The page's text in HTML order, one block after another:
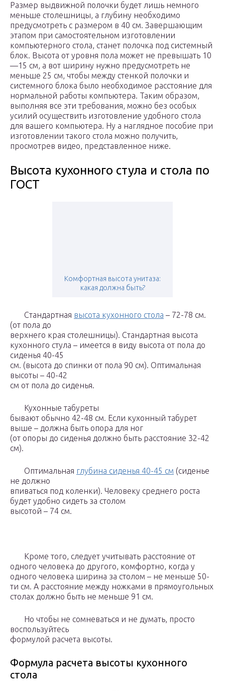
Размер выдвижной полочки будет лишь немного
меньше столешницы, а глубину необходимо
предусмотреть с размером в 40 см. Завершающим
этапом при самостоятельном изготовлении
компьютерного стола, станет полочка под системный
блок. Высота от уровня пола может не превышать 10
—15 см, а вот ширину нужно предусмотреть не
меньше 25 см, чтобы между стенкой полочки и
системного блока было необходимое расстояние для
нормальной работы компьютера. Таким образом,
выполняя все эти требования, можно без особых
усилий осуществить изготовление удобного стола
для вашего компьютера. Ну а наглядное пособие при
изготовлении такого стола можно получить,
просмотрев видео, представленное ниже.
Высота кухонного стула и стола по
ГОСТ
Комфортная высота унитаза:
какая должна быть?
Стандартная высота кухонного стола – 72-78 см.
(от пола до
верхнего края столешницы). Стандартная высота
кухонного стула – имеется в виду высота от пола до
сиденья 40-45
см. (высота до спинки от пола 90 см). Оптимальная
высоты – 40-42
см от пола до сиденья.
Кухонные табуреты
бывают обычно 42-48 см. Если кухонный табурет
выше – должна быть опора для ног
(от опоры до сиденья должно быть расстояние 32-42
см).
Оптимальная глубина сиденья 40-45 см (сиденье
не должно
впиваться под коленки). Человеку среднего роста
будет удобно сидеть за столом
высотой – 74 см.
Кроме того, следует учитывать расстояние от
одного человека до другого, комфортно, когда у
одного человека ширина за столом – не меньше 50-
ти см. А расстояние между ножками в прямоугольных
столах должно быть не меньше 91 см.
Но чтобы не сомневаться и не думать, просто
воспользуйтесь
формулой расчета высоты.
Формула расчета высоты кухонного
стола